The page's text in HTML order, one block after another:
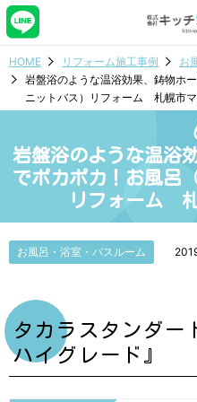
HOME リフォーム施工事例
お
岩盤浴のような温浴効果、鋳物ホ
ニットバス）リフォーム 札幌市
岩盤浴のような温浴
でポカポカ！お風呂
リフォーム
お風呂・浴室・バスルーム
タカラスタンダー
ハイグレード』